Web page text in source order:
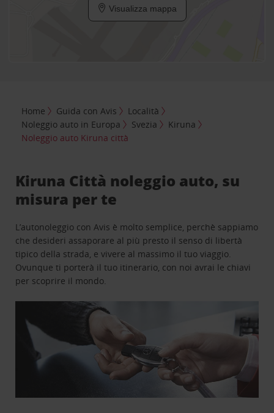
Visualizza mappa
Home Guida con Avis
Località
Noleggio auto in Europa
Svezia
Kiruna
Noleggio auto Kiruna città
Kiruna Città noleggio auto, su
misura per te
L’autonoleggio con Avis è molto semplice, perchè sappiamo
che desideri assaporare al più presto il senso di libertà
tipico della strada, e vivere al massimo il tuo viaggio.
Ovunque ti porterà il tuo itinerario, con noi avrai le chiavi
per scoprire il mondo.